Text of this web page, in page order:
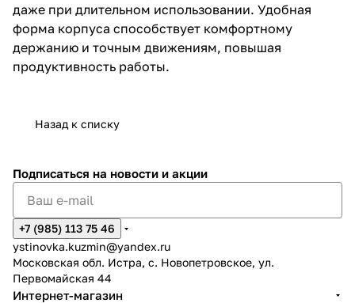
даже при длительном использовании. Удобная
форма корпуса способствует комфортному
держанию и точным движениям, повышая
продуктивность работы.
Назад к списку
Подписаться на новости и акции
+7 (985) 113 75 46
ystinovka.kuzmin@yandex.ru
Московская обл. Истра, с. Новопетровское, ул.
Первомайская 44
Интернет-магазин